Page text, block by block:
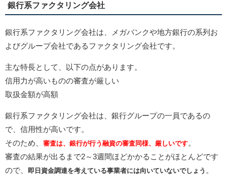
銀行系ファクタリング会社
銀行系ファクタリング会社は、メガバンクや地方銀行の系列お
よびグループ会社であるファクタリング会社です。
主な特長として、以下の点があります。
信用力が高いものの審査が厳しい
取扱金額が高額
銀行系ファクタリング会社は、銀行グループの一員であるの
で、信用性が高いです。
そのため、 審査は、銀行が行う融資の審査同様、厳しいです。
審査の結果が出るまで2～3週間ほどかかることがほとんどです
ので、
即日資金調達を考えている事業者には向いていないでしょう 。